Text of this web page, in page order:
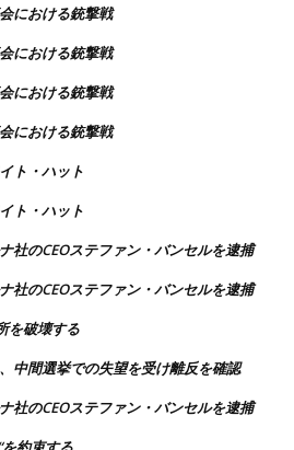
における銃撃戦
における銃撃戦
における銃撃戦
における銃撃戦
ト・ハット
ト・ハット
社のCEOステファン・バンセルを逮捕
社のCEOステファン・バンセルを逮捕
を破壊する
中間選挙での失望を受け離反を確認
社のCEOステファン・バンセルを逮捕